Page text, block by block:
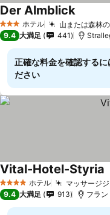
3 ホテルのランク
ホテル 山または森林
Der Almblick
9.4 大満足 441
正確な料金を確認するに
ださい
4 ホテルのランク
ホテル マッサージ
Vital-Hotel-Styria
9.4 大満足 913